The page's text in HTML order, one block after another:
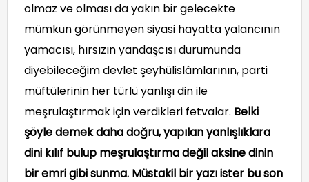
olmaz ve olması da yakın bir gelecekte
mümkün görünmeyen siyasi hayatta yalancının
yamacısı, hırsızın yandaşcısı durumunda
diyebileceğim devlet şeyhülislâmlarının, parti
müftülerinin her türlü yanlışı din ile
meşrulaştırmak için verdikleri fetvalar. Belki
şöyle demek daha doğru, yapılan yanlışlıklara
dini kılıf bulup meşrulaştırma değil aksine dinin
bir emri gibi sunma. Müstakil bir yazı ister bu son